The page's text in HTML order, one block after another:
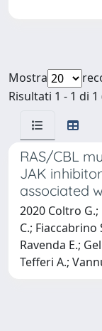
Mostra
Risultati 1 - 1 di
RAS/CBL
JAK
associated
2020 Coltro
C.; Fiaccabrino
Ravenda E.;
Tefferi A.;